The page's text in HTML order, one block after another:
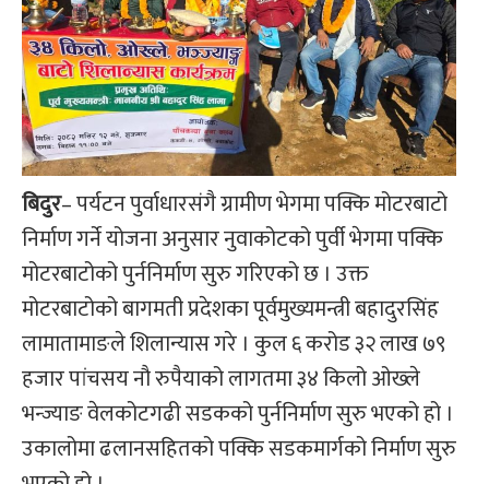
बिदुर– पर्यटन पुर्वाधारसंगै ग्रामीण भेगमा पक्कि मोटरबाटो
निर्माण गर्ने योजना अनुसार नुवाकोटको पुर्वी भेगमा पक्कि
मोटरबाटोको पुर्ननिर्माण सुरु गरिएको छ । उक्त
मोटरबाटोको बागमती प्रदेशका पूर्वमुख्यमन्त्री बहादुरसिंह
लामातामाङले शिलान्यास गरे । कुल ६ करोड ३२ लाख ७९
हजार पांचसय नौ रुपैयाको लागतमा ३४ किलो ओख्ले
भन्ज्याङ वेलकोटगढी सडकको पुर्ननिर्माण सुरु भएको हो ।
उकालोमा ढलानसहितको पक्कि सडकमार्गको निर्माण सुरु